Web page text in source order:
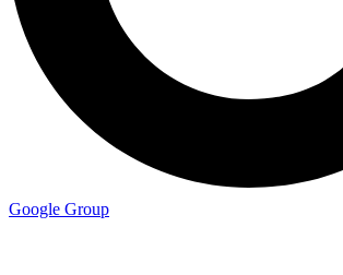
Google Group